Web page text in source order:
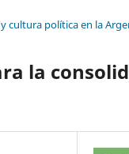
cultura política en la
la